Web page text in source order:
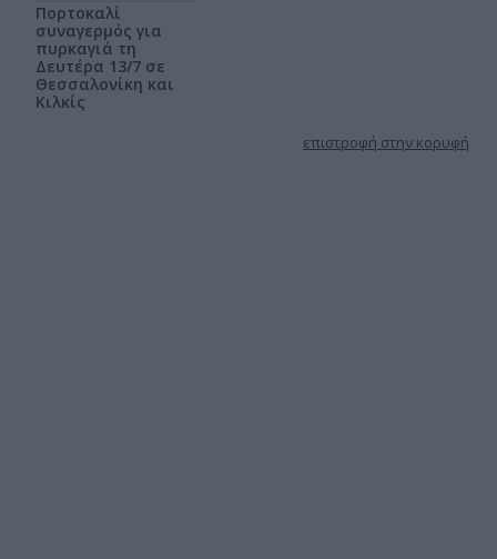
Πορτοκαλί
συναγερμός για
πυρκαγιά τη
Δευτέρα 13/7 σε
Θεσσαλονίκη και
Κιλκίς
επιστροφή στην κορυφή